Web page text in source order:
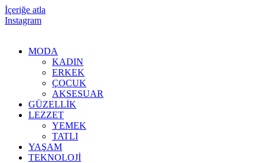
İçeriğe atla
Instagram
MODA
KADIN
ERKEK
ÇOCUK
AKSESUAR
GÜZELLİK
LEZZET
YEMEK
TATLI
YAŞAM
TEKNOLOJİ